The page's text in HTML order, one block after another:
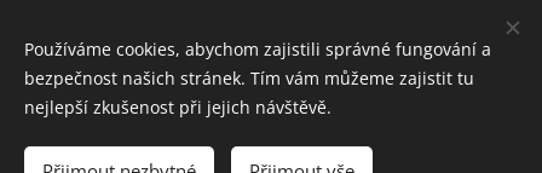
Cookies
Používáme cookies, abychom zajistili správné fungování a
bezpečnost našich stránek. Tím vám můžeme zajistit tu
nejlepší zkušenost při jejich návštěvě.